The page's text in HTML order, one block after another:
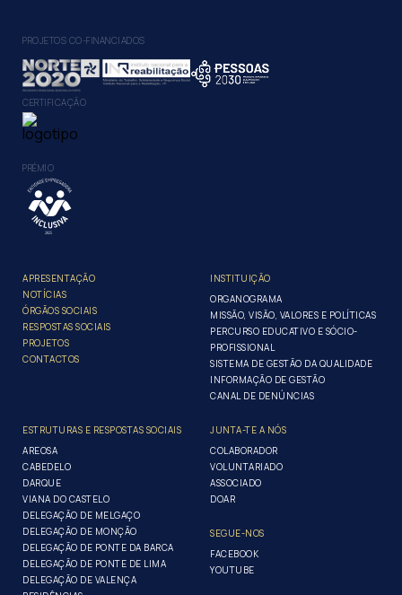
PROJETOS CO-FINANCIADOS
CERTIFICAÇÃO
PRÉMIO
APRESENTAÇÃO
NOTÍCIAS
ÓRGÃOS SOCIAIS
RESPOSTAS SOCIAIS
PROJETOS
CONTACTOS
INSTITUIÇÃO
ORGANOGRAMA
MISSÃO, VISÃO, VALORES E POLÍTICAS
PERCURSO EDUCATIVO E SÓCIO-
PROFISSIONAL
SISTEMA DE GESTÃO DA QUALIDADE
INFORMAÇÃO DE GESTÃO
CANAL DE DENÚNCIAS
ESTRUTURAS E RESPOSTAS SOCIAIS
AREOSA
CABEDELO
DARQUE
VIANA DO CASTELO
DELEGAÇÃO DE MELGAÇO
DELEGAÇÃO DE MONÇÃO
DELEGAÇÃO DE PONTE DA BARCA
DELEGAÇÃO DE PONTE DE LIMA
DELEGAÇÃO DE VALENÇA
JUNTA-TE A NÓS
COLABORADOR
VOLUNTARIADO
ASSOCIADO
DOAR
SEGUE-NOS
FACEBOOK
YOUTUBE